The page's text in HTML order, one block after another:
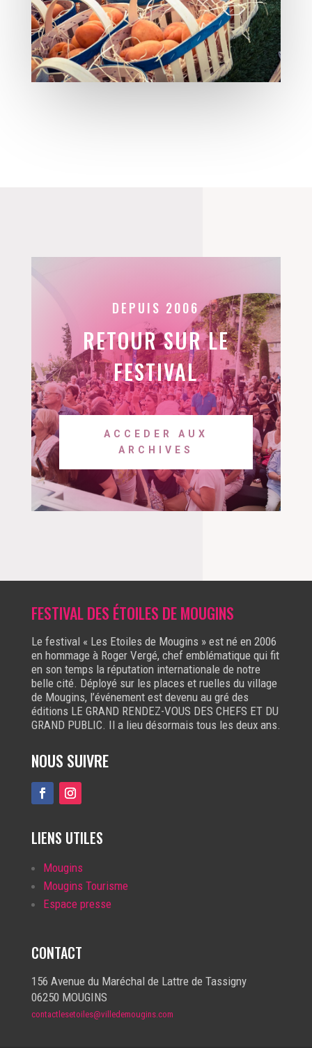
DEPUIS 2006
RETOUR SUR LE
FESTIVAL
ACCEDER AUX
ARCHIVES
FESTIVAL DES ÉTOILES DE MOUGINS
Le festival « Les Etoiles de Mougins » est né en 2006
en hommage à Roger Vergé, chef emblématique qui fit
en son temps la réputation internationale de notre
belle cité. Déployé sur les places et ruelles du village
de Mougins, l’événement est devenu au gré des
éditions LE GRAND RENDEZ-VOUS DES CHEFS ET DU
GRAND PUBLIC. Il a lieu désormais tous les deux ans.
NOUS SUIVRE
LIENS UTILES
Mougins
Mougins Tourisme
Espace presse
CONTACT
156 Avenue du Maréchal de Lattre de Tassigny
06250 MOUGINS
contactlesetoiles@villedemougins.com